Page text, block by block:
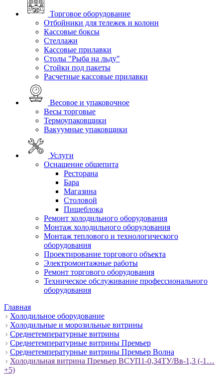
Торговое оборудование
Отбойники для тележек и колонн
Кассовые боксы
Стеллажи
Кассовые прилавки
Столы "Рыба на льду"
Стойки под пакеты
Расчетные кассовые прилавки
Весовое и упаковочное
Весы торговые
Термоупаковщики
Вакуумные упаковщики
Услуги
Оснащение общепита
Ресторана
Бара
Магазина
Столовой
Пищеблока
Ремонт холодильного оборудования
Монтаж холодильного оборудования
Монтаж теплового и технологического
оборудования
Проектирование торгового объекта
Электромонтажные работы
Ремонт торгового оборудования
Техническое обслуживание профессионального
оборудования
Главная
Холодильное оборудование
Холодильные и морозильные витрины
Среднетемпературные витрины
Среднетемпературные витрины Премьер
Среднетемпературные витрины Премьер Волна
Холодильная витрина Премьер ВСУП1-0,34ТУ/Вв-1,3 (-1…
+5)